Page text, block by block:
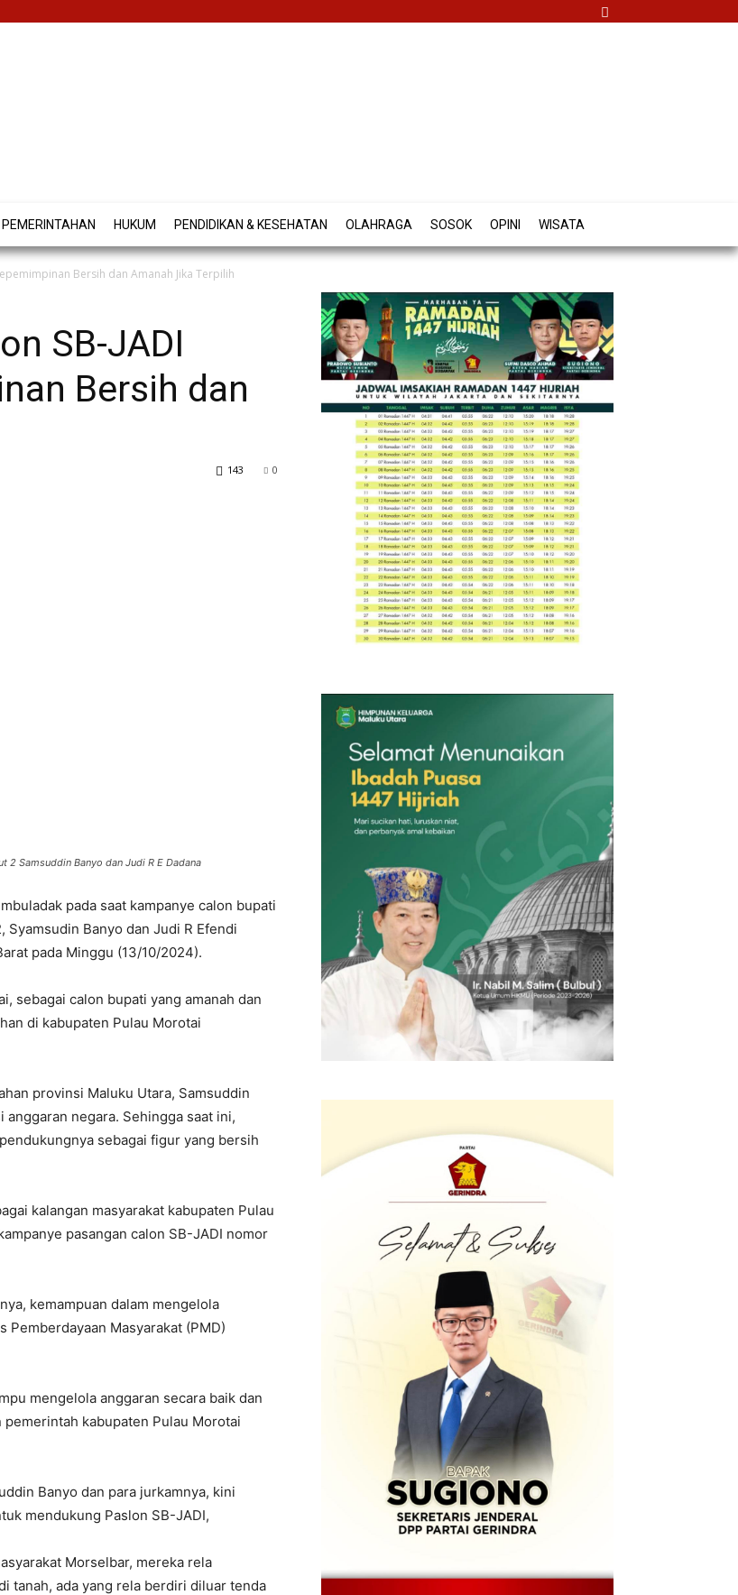
HUKUM PENDIDIKAN & KESEHATAN OLAHRAGA SOSOK OPINI WISATA
Bersih dan Amanah Jika Terpilih
SB-JADI
Bersih dan
0
143
2 Samsuddin Banyo dan Judi R E Dadana
pada saat kampanye calon bupati
Banyo dan Judi R Efendi
pada Minggu (13/10/2024).
sebagai calon bupati yang amanah dan
di kabupaten Pulau Morotai
provinsi Maluku Utara, Samsuddin
negara. Sehingga saat ini,
sebagai figur yang bersih
kalangan masyarakat kabupaten Pulau
pasangan calon SB-JADI nomor
kemampuan dalam mengelola
Pemberdayaan Masyarakat (PMD)
mengelola anggaran secara baik dan
kabupaten Pulau Morotai
Banyo dan para jurkamnya, kini
mendukung Paslon SB-JADI,
Morselbar, mereka rela
tanah, ada yang rela berdiri diluar tenda